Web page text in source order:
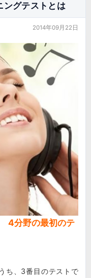
グテストとは
2014年09月22日
4分野の最初のテ
ち、3番目のテストで